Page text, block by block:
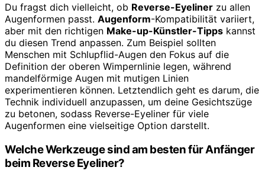
Du fragst dich vielleicht, ob Reverse-Eyeliner zu allen
Augenformen passt. Augenform-Kompatibilität variiert,
aber mit den richtigen Make-up-Künstler-Tipps kannst
du diesen Trend anpassen. Zum Beispiel sollten
Menschen mit Schlupflid-Augen den Fokus auf die
Definition der oberen Wimpernlinie legen, während
mandelförmige Augen mit mutigen Linien
experimentieren können. Letztendlich geht es darum, die
Technik individuell anzupassen, um deine Gesichtszüge
zu betonen, sodass Reverse-Eyeliner für viele
Augenformen eine vielseitige Option darstellt.
Welche Werkzeuge sind am besten für Anfänger
beim Reverse Eyeliner?